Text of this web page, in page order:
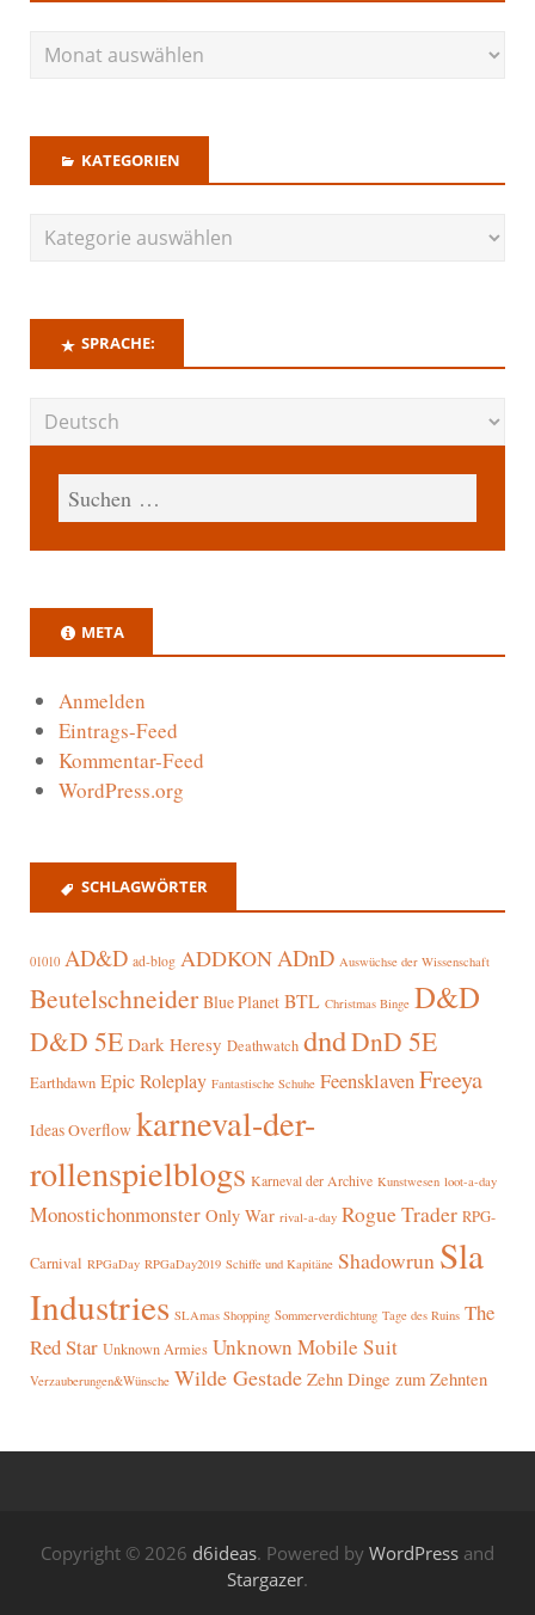
KATEGORIEN
SPRACHE:
META
Anmelden
Eintrags-Feed
Kommentar-Feed
WordPress.org
SCHLAGWÖRTER
01010 AD&D ad-blog ADDKON ADnD Auswüchse der Wissenschaft
Beutelschneider Blue Planet BTL Christmas Binge D&D
D&D 5E Dark Heresy Deathwatch dndDnD 5E
Earthdawn Epic Roleplay Fantastische Schuhe FeensklavenFreeya
Ideas Overflow karneval-der-
rollenspielblogs Karneval der Archive Kunstwesen loot-a-day
Monostichonmonster Only War rival-a-day Rogue Trader RPG-
Carnival RPGaDay RPGaDay2019 Schiffe und Kapitäne Shadowrun Sla
Industries SLAmas Shopping Sommerverdichtung Tage des Ruins The
Red Star Unknown Armies Unknown Mobile Suit
Verzauberungen&Wünsche Wilde Gestade Zehn Dinge zum Zehnten
Copyright © 2026 d6ideas. Powered by WordPress and
Stargazer.